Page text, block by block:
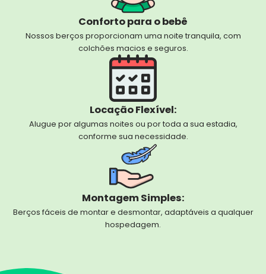
Conforto para o bebê
Nossos berços proporcionam uma noite tranquila, com
colchões macios e seguros.
Locação Flexível:
Alugue por algumas noites ou por toda a sua estadia,
conforme sua necessidade.
Montagem Simples:
Berços fáceis de montar e desmontar, adaptáveis a qualquer
hospedagem.